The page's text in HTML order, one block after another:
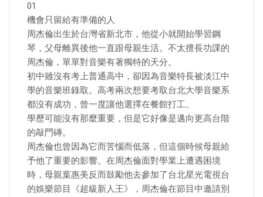
01
機會只留給有準備的人
周杰倫出生於台灣省新北市，他從小就開始學習鋼
琴，父母離異後他一直跟母親生活。不太擅長功課的
周杰倫，單單對音樂有著獨特的天分。
初中雖沒有考上普通高中，卻因為音樂特長被淡江中
學的音樂班錄取。高考兩次想要考取台北大學音樂系
都沒有成功，曾一度讓他選擇在餐館打工。
學歷可能沒有那麼重要，但是它好像是邁向更高台階
的敲門磚。
周杰倫也曾因為它而苦惱而低落，但這個時候母親給
予他了重要的影響。在周杰倫面對學業上遭遇困境
時，母親葉惠美反而鼓勵他去參加了台北星光電視台
的娛樂節目《超級新人王》，周杰倫在節目中邀請別